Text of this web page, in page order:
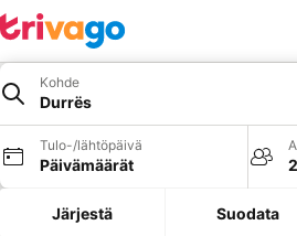
Kohde
Durrës
Tulo-/lähtöpäivä
Päivämäärät
Järjestä Suodata